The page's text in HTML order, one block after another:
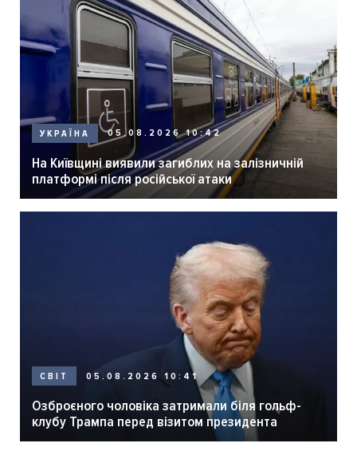
УКРАЇНА 05.08.2026 10:42
На Київщині виявили загиблих на залізничній
платформі після російської атаки
СВІТ 05.08.2026 10:41
Озброєного чоловіка затримали біля гольф-
клубу Трампа перед візитом президента